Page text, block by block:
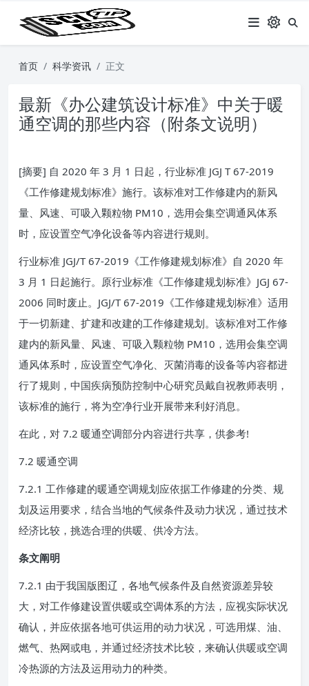
首页 科学资讯 正文
最新《办公建筑设计标准》中关于暖
通空调的那些内容（附条文说明）
[摘要] 自 2020 年 3 月 1 日起，行业标准 JGJ T 67-2019
《工作修建规划标准》施行。该标准对工作修建内的新风
量、风速、可吸入颗粒物 PM10，选用会集空调通风体系
时，应设置空气净化设备等内容进行规则。
行业标准 JGJ/T 67-2019《工作修建规划标准》自 2020 年
3 月 1 日起施行。原行业标准《工作修建规划标准》JGJ 67-
2006 同时废止。JGJ/T 67-2019《工作修建规划标准》适用
于一切新建、扩建和改建的工作修建规划。该标准对工作修
建内的新风量、风速、可吸入颗粒物 PM10，选用会集空调
通风体系时，应设置空气净化、灭菌消毒的设备等内容都进
行了规则，中国疾病预防控制中心研究员戴自祝教师表明，
该标准的施行，将为空净行业开展带来利好消息。
在此，对 7.2 暖通空调部分内容进行共享，供参考!
7.2 暖通空调
7.2.1 工作修建的暖通空调规划应依据工作修建的分类、规
划及运用要求，结合当地的气候条件及动力状况，通过技术
经济比较，挑选合理的供暖、供冷方法。
条文阐明
7.2.1 由于我国版图辽，各地气候条件及自然资源差异较
大，对工作修建设置供暖或空调体系的方法，应视实际状况
确认，并应依据各地可供运用的动力状况，可选用煤、油、
燃气、热网或电，并通过经济技术比较，来确认供暖或空调
冷热源的方法及运用动力的种类。